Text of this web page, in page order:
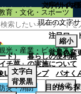
なをつける
検索
育・文化・スポーツ
安東ウメ子さんとの思
光・産業・ビジネス
チ菜」の実施について
災・消防
サイト内
注目ワー
ド）
暮らしの便利帳
LINEスタンプ
パオく
目的から
文字サイズ
現在の文字
縮小
背景色変
文字白
背景黒